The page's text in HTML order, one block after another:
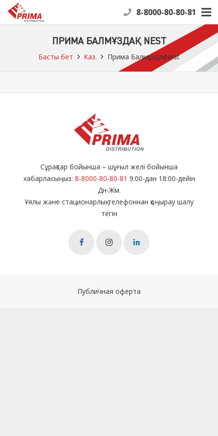
8-8000-80-80-81
ПРИМА БАЛМҰЗДАҚ NEST
Басты бет Каз. Прима Балмұздақ Nest
Сұрақтар бойынша – шұғыл желі бойынша
хабарласыңыз: 8-8000-80-80-81 9:00-дан 18:00-дейін
Дн-Жм.
Ұялы және стационарлық телефоннан қоңырау шалу
тегін
Публичная оферта